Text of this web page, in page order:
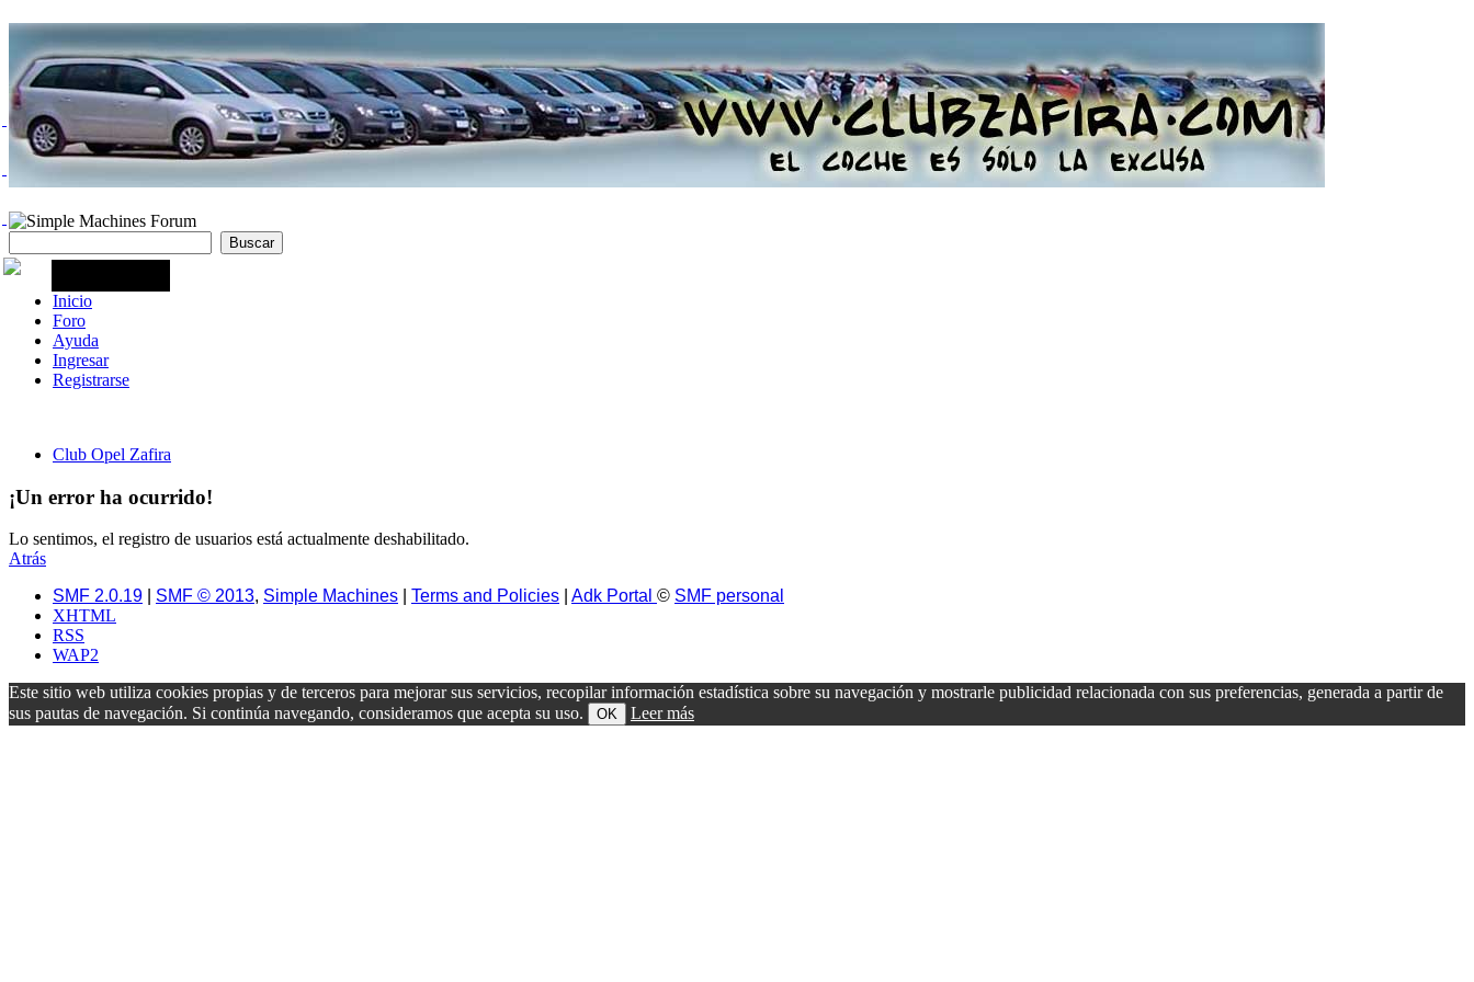
Inicio
Foro
Ayuda
Ingresar
Registrarse
Club Opel Zafira
¡Un error ha ocurrido!
Lo sentimos, el registro de usuarios está actualmente deshabilitado.
Atrás
SMF 2.0.19
SMF © 2013, Simple Machines Terms and Policies Adk Portal © SMF personal
XHTML
RSS
WAP2
Este sitio web utiliza cookies propias y de terceros para mejorar sus servicios, recopilar información estadística sobre su navegación y mostrarle publicidad relacionada con sus preferencias, generada a partir de
sus pautas de navegación. Si continúa navegando, consideramos que acepta su uso.
OK Leer más